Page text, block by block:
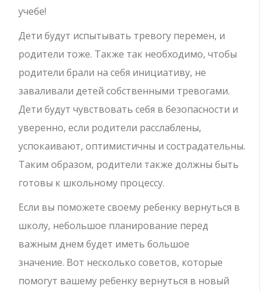
учебе!
Дети будут испытывать тревогу перемен, и
родители тоже. Также так необходимо, чтобы
родители брали на себя инициативу, не
заваливали детей собственными тревогами.
Дети будут чувствовать себя в безопасности и
уверенно, если родители расслаблены,
успокаивают, оптимистичны и сострадательны.
Таким образом, родители также должны быть
готовы к школьному процессу.
Если вы поможете своему ребенку вернуться в
школу, небольшое планирование перед
важным днем ​​будет иметь большое
значение. Вот несколько советов, которые
помогут вашему ребенку вернуться в новый